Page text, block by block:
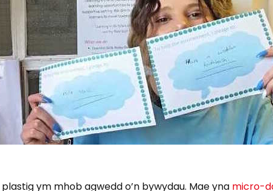
ym mhob agwedd o’n bywydau. Mae yna micro-